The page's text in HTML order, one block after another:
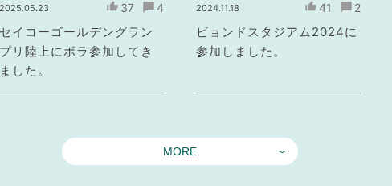
37 4
イコーゴールデングラン
リ陸上にボラ参加してき
した。
2024.11.18 41 2
ビョンドスタジアム2024に
参加しました。
MORE